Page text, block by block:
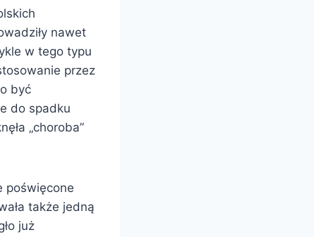
nawet
w tego typu
przez
być
do spadku
„choroba”
poświęcone
także jedną
już